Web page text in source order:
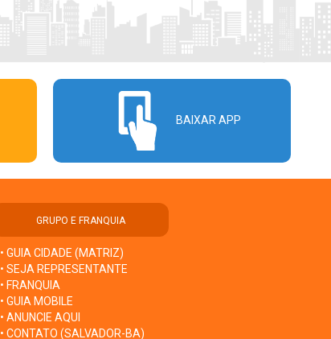
BAIXAR APP
GRUPO E FRANQUIA
• GUIA CIDADE (MATRIZ)
• SEJA REPRESENTANTE
• FRANQUIA
• GUIA MOBILE
• ANUNCIE AQUI
• CONTATO (SALVADOR-BA)